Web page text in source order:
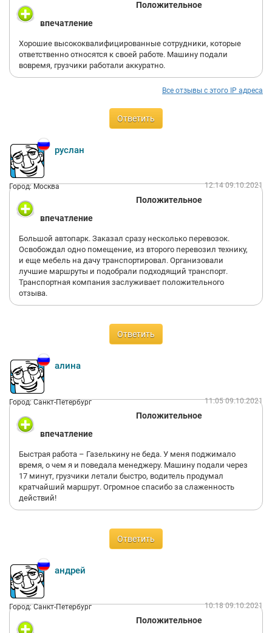
Положительное
впечатление
Хорошие высококвалифицированные сотрудники, которые
ответственно относятся к своей работе. Машину подали
вовремя, грузчики работали аккуратно.
Все отзывы с этого IP адреса
Ответить
руслан
Город: Москва 12:14 09.10.2021
Положительное
впечатление
Большой автопарк. Заказал сразу несколько перевозок.
Освобождал одно помещение, из второго перевозил технику,
и еще мебель на дачу транспортировал. Организовали
лучшие маршруты и подобрали подходящий транспорт.
Транспортная компания заслуживает положительного
отзыва.
Ответить
алина
Город: Санкт-Петербург 11:05 09.10.2021
Положительное
впечатление
Быстрая работа – Газелькину не беда. У меня поджимало
время, о чем я и поведала менеджеру. Машину подали через
17 минут, грузчики летали быстро, водитель продумал
кратчайший маршрут. Огромное спасибо за слаженность
действий!
Ответить
андрей
Город: Санкт-Петербург 10:18 09.10.2021
Положительное